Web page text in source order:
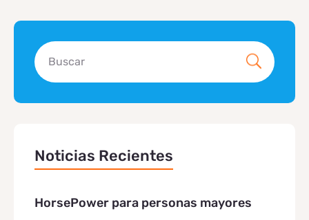
Noticias Recientes
HorsePower para personas mayores